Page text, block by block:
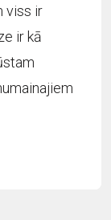
viss ir
ir kā